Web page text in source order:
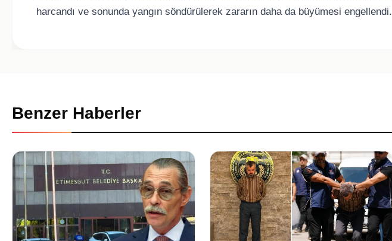
harcandı ve sonunda yangın söndürülerek zararın daha da büyümesi engellendi.
Benzer Haberler